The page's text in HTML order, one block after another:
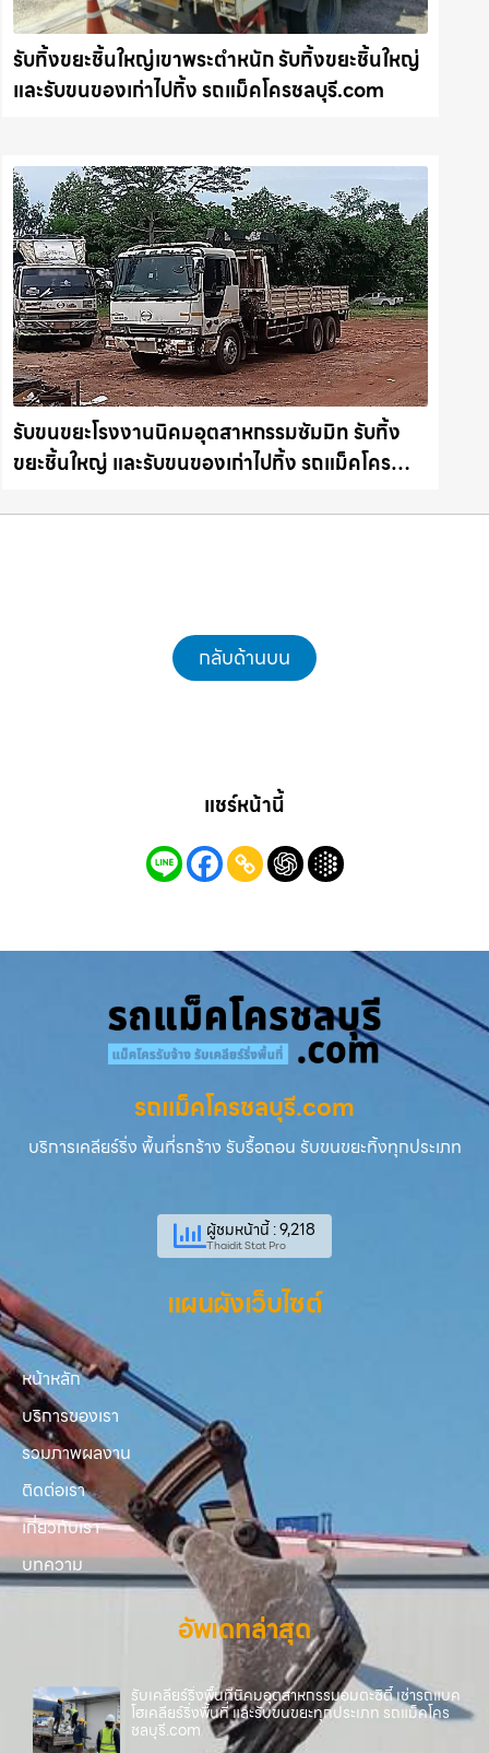
รับทิ้งขยะชิ้นใหญ่เขาพระตำหนัก รับทิ้งขยะชิ้นใหญ่
และรับขนของเก่าไปทิ้ง รถแม็คโครชลบุรี.com
รับขนขยะโรงงานนิคมอุตสาหกรรมซัมมิท รับทิ้ง
ขยะชิ้นใหญ่ และรับขนของเก่าไปทิ้ง รถแม็คโคร
กลับด้านบน
แชร์หน้านี้
รถแม็คโครชลบุรี.com
บริการเคลียร์ริ่ง พื้นที่รกร้าง รับรื้อถอน รับขนขยะทิ้งทุกประเภท
ผู้ชมหน้านี้ : 9,218
Thaidit Stat Pro
แผนผังเว็บไซต์
หน้าหลัก
บริการของเรา
รวมภาพผลงาน
ติดต่อเรา
เกี่ยวกับเรา
บทความ
อัพเดทล่าสุด
รับเคลียร์ริ่งพื้นที่นิคมอุตสาหกรรมอมตะซิตี้ เช่ารถแบค
โฮเคลียร์ริ่งพื้นที่ และรับขนขยะทุกประเภท รถแม็คโคร
ชลบุรี.com